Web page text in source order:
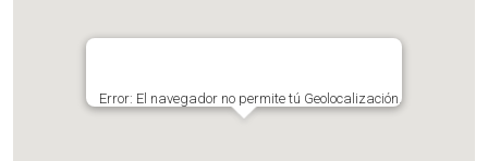
Error: El navegador no permite tú Geolocalización.